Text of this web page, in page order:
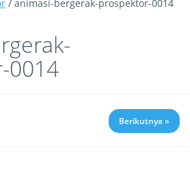
/ animasi-bergerak-prospektor-0014
0014
Berikutnya »